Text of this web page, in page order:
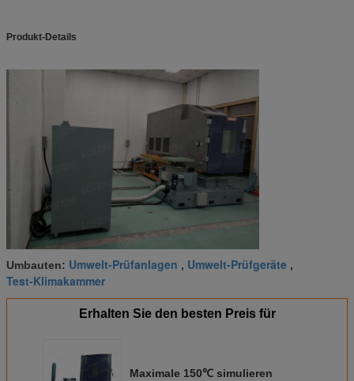
Produkt-Details
Umbauten: Umwelt-Prüfanlagen , Umwelt-Prüfgeräte ,
Test-Klimakammer
Erhalten Sie den besten Preis für
Maximale 150℃ simulieren